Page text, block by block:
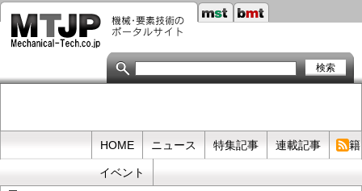
メ
イ
テ
HOME ニュース 特集記事 連載記事 書
イベント